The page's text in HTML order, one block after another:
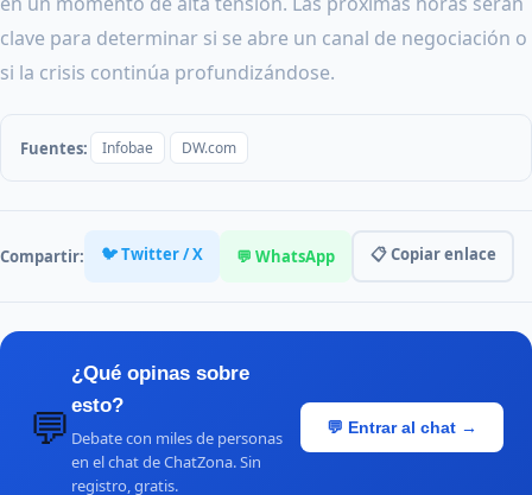
clave para determinar si se abre un canal de negociación o
si la crisis continúa profundizándose.
Fuentes: Infobae DW.com
Compartir: 🐦 Twitter / X 💬 WhatsApp 📋 Copiar enlace
💬
¿Qué opinas sobre
esto?
Debate con miles de personas
en el chat de ChatZona. Sin
registro, gratis.
💬 Entrar al chat →